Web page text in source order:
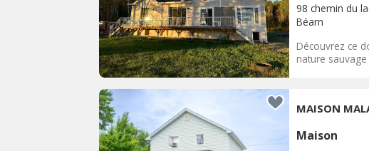
98 chemin du
Béarn
Découvrez ce
nature
MAISON
Maison